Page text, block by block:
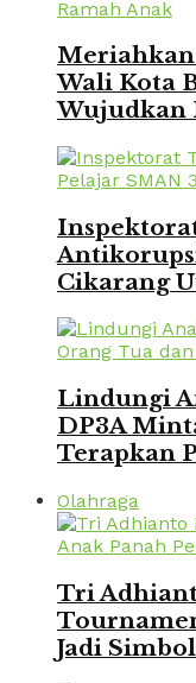
Meriahkan
Wali Kota
Wujudkan
Cikarang
Lindungi
DP3A
Terapkan
Olahraga
Tri
Jadi